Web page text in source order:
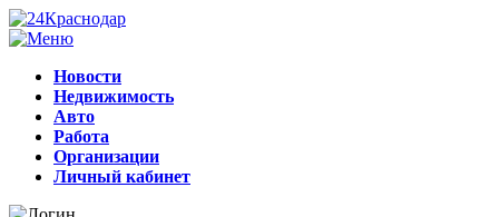
Новости
Недвижимость
Авто
Работа
Организации
Личный кабинет